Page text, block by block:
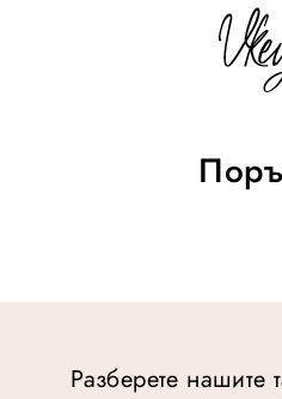
Разберете нашите